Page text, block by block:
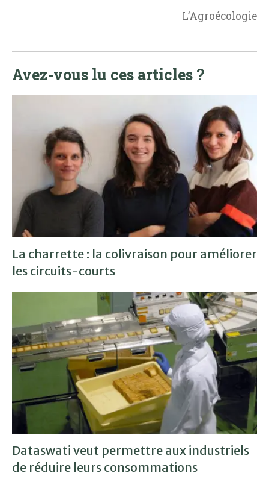
L’Agroécologie
Avez-vous lu ces articles ?
La charrette : la colivraison pour améliorer
les circuits-courts
Dataswati veut permettre aux industriels
de réduire leurs consommations